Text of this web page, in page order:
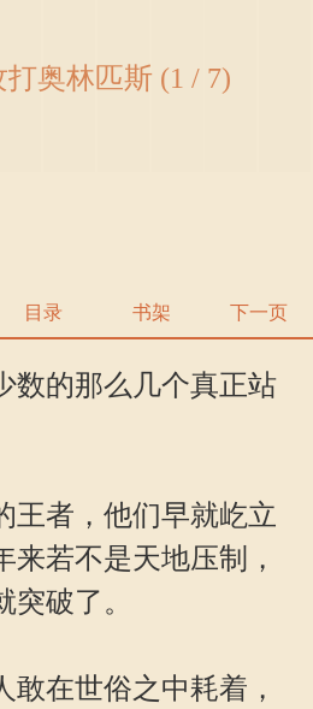
打奥林匹斯 (1 / 7)
目录 书架 下一页
的那么几个真正站
者，他们早就屹立
来若不是天地压制，
破了。
在世俗之中耗着，